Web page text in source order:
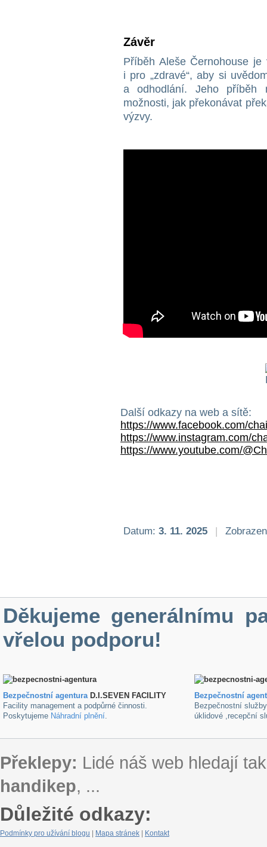
Závěr
Příběh Aleše Černohouse
i pro „zdravé“, aby si
a odhodlání. Jeho příběh
možnosti, jak překonávat
výzvy.
Další odkazy na web a sítě:
https://www.facebook.com/
https://www.instagram.com/
https://www.youtube.com/
Datum: 3. 11. 2025 |
Děkujeme generálnímu
vřelou podporu!
Bezpečnostní agenturaD.I.SEVEN FACILITY
Facility management a podpůrné činnosti.
Poskytujeme Náhradní plnění.
Bezpečnostní
Bezpečnostní
úklidové ,recepční
Překlepy: Lidé náš web hledají
handikep, ...
Důležité odkazy:
Podmínky pro užívání blogu Mapa stránek Kontakt